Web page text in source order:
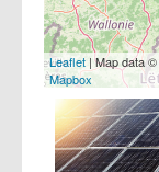
Leaflet | Map data ©
Mapbox